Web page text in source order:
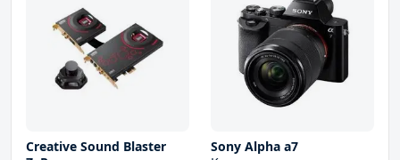
Creative Sound Blaster
Sony Alpha a7